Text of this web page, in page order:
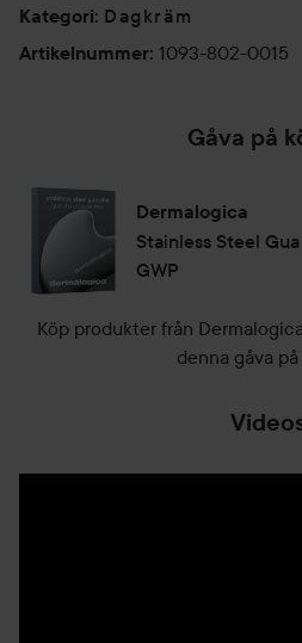
Här är innehållet i Dermalogica
Balance:
- Prebiotiskt algextrakt (Chlorella
goda hudbakterierna
skadliga bakteriernas aktivitet
- Hyaluronsyra tillsammans med
aloe vera: Förseglar fukt för att
Kategori: Dagkräm
Artikelnummer: 1093-802-0015
Gåva på
Dermalogica
Stainless Steel Gua
GWP
Köp produkter från
denna gåva